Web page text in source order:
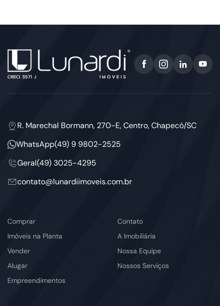
R. Marechal Bormann, 270-E, Centro, Chapecó/SC
WhatsApp(49) 9 9802-2525
Geral(49) 3025-4295
contato@lunardiimoveis.com.br
Comprar
Imóveis na Planta
Vender
Alugar
Empreendimentos
Contato
A Imobiliária
Nossa Equipe
Nossos Serviços